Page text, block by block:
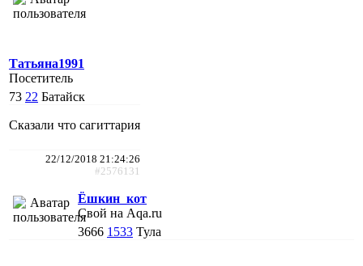
Татьяна1991
Посетитель
73 22 Батайск
Сказали что сагиттария
22/12/2018 21:24:26
#2576131
Ёшкин_кот
Свой на Aqa.ru
3666 1533 Тула